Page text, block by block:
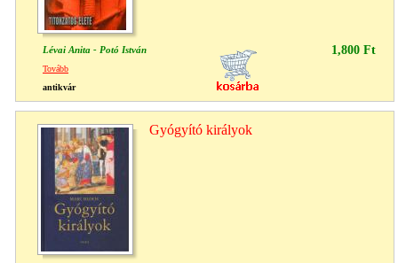
Lévai Anita - Potó István 1,800 Ft
Tovább
antikvár
Gyógyító királyok